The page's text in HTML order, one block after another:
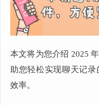
本文将为您介绍 2025
助您轻松实现聊天记
效率。